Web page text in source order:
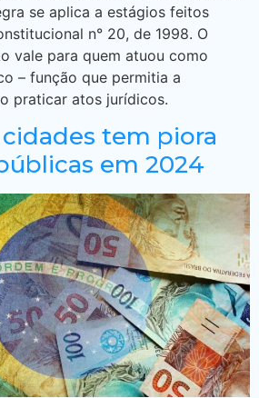
se aplica a estágios feitos
n° 20, de 1998. O
vale para quem atuou como
– função que permitia a
praticar atos jurídicos.
tem piora
em 2024